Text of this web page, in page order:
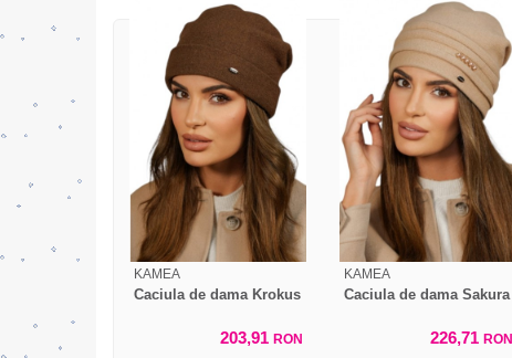
KAMEA
Caciula de dama Krokus
203,91 RON
KAMEA
Caciula de dama Sakura
226,71 RON